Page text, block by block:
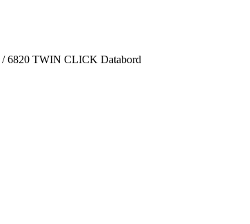
/ 6820 TWIN CLICK Databord